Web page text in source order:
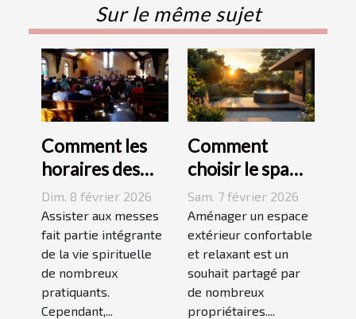
Sur le même sujet
Comment les
horaires des
messes
facilitent la vie
des pratiquants
?
Dim. 8 février 2026
Assister aux messes
fait partie intégrante
de la vie spirituelle
de nombreux
pratiquants.
Cependant,...
Comment
choisir le spa
idéal pour
votre espace
extérieur ?
Sam. 7 février 2026
Aménager un espace
extérieur confortable
et relaxant est un
souhait partagé par
de nombreux
propriétaires....